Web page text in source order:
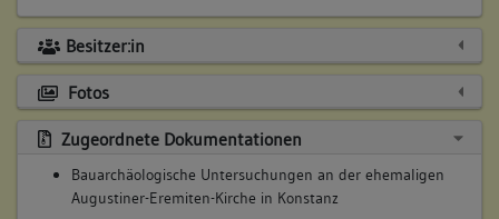
5. Bauphase:
(1398)
29.1.1398 Ein Stadtbrand zerstört das Kloster weitgehend;
zügiger Wiederaufbau: das noch heute vorhandene Dach wird
Betroffene Gebäudeteile:
Besitzer:in
Fotos
Zugeordnete Dokumentationen
Bauarchäologische Untersuchungen an der ehemaligen
Augustiner-Eremiten-Kirche in Konstanz